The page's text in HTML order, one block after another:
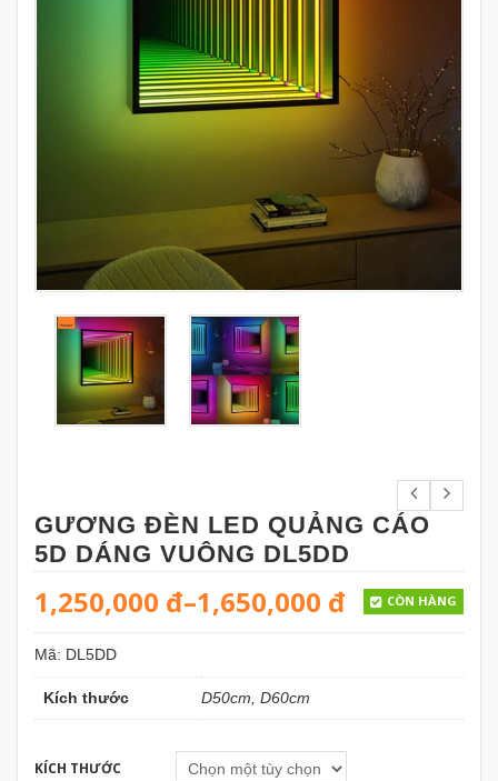
GƯƠNG ĐÈN LED QUẢNG CÁO
5D DÁNG VUÔNG DL5DD
1,250,000 đ–1,650,000 đ CÒN HÀNG
Mã: DL5DD
Kích thước D50cm, D60cm
KÍCH THƯỚC